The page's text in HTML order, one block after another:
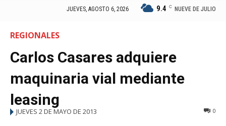
JUEVES, AGOSTO 6, 2026 9.4 C NUEVE DE JULIO
REGIONALES
Carlos Casares adquiere
maquinaria vial mediante
leasing
JUEVES 2 DE MAYO DE 2013 0